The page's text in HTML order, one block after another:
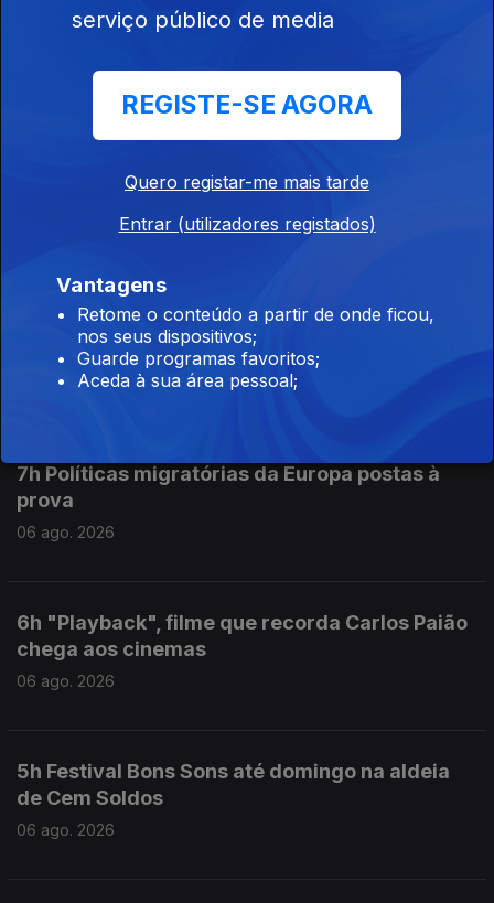
10h Mau tempo na Ilha da Terceira
8h Parlamento Europeu debate crise
migratória
06 ago. 2026
7h Políticas migratórias da Europa postas à
prova
06 ago. 2026
6h "Playback", filme que recorda Carlos Paião
chega aos cinemas
06 ago. 2026
5h Festival Bons Sons até domingo na aldeia
de Cem Soldos
06 ago. 2026
serviço público de media
REGISTE-SE AGORA
Quero registar-me mais tarde
Entrar (utilizadores registados)
Vantagens
Retome o conteúdo a partir de onde ficou,
nos seus dispositivos;
Guarde programas favoritos;
Aceda à sua área pessoal;